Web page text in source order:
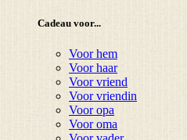
Cadeau voor...
Voor hem
Voor haar
Voor vriend
Voor vriendin
Voor opa
Voor oma